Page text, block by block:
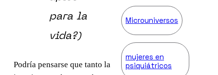
para la
vida?)
Podría pensarse que tanto la
Microuniversos
mujeres en
psiquiátricos